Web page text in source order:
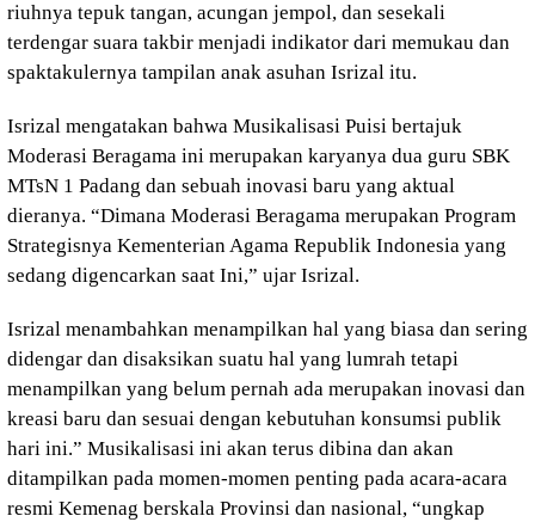
riuhnya tepuk tangan, acungan jempol, dan sesekali
terdengar suara takbir menjadi indikator dari memukau dan
spaktakulernya tampilan anak asuhan Isrizal itu.
Isrizal mengatakan bahwa Musikalisasi Puisi bertajuk
Moderasi Beragama ini merupakan karyanya dua guru SBK
MTsN 1 Padang dan sebuah inovasi baru yang aktual
dieranya. “Dimana Moderasi Beragama merupakan Program
Strategisnya Kementerian Agama Republik Indonesia yang
sedang digencarkan saat Ini,” ujar Isrizal.
Isrizal menambahkan menampilkan hal yang biasa dan sering
didengar dan disaksikan suatu hal yang lumrah tetapi
menampilkan yang belum pernah ada merupakan inovasi dan
kreasi baru dan sesuai dengan kebutuhan konsumsi publik
hari ini.” Musikalisasi ini akan terus dibina dan akan
ditampilkan pada momen-momen penting pada acara-acara
resmi Kemenag berskala Provinsi dan nasional, “ungkap